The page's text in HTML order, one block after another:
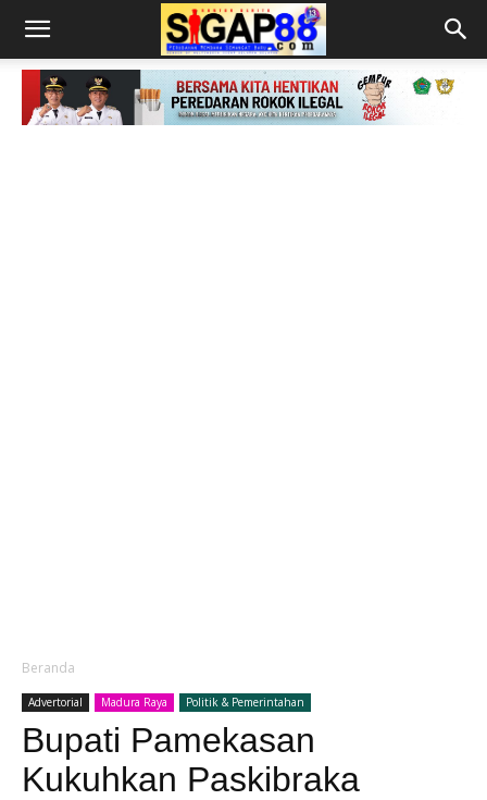
Beranda
Advertorial Madura Raya Politik & Pemerintahan
Bupati Pamekasan
Kukuhkan Paskibraka